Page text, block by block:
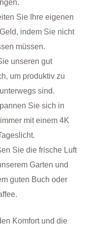
Sie Ihre eigenen
indem Sie nicht
müssen.
unseren gut
um produktiv zu
sind.
Sie sich in
mit einem 4K
Sie die frische Luft
Garten und
guten Buch oder
Komfort und die